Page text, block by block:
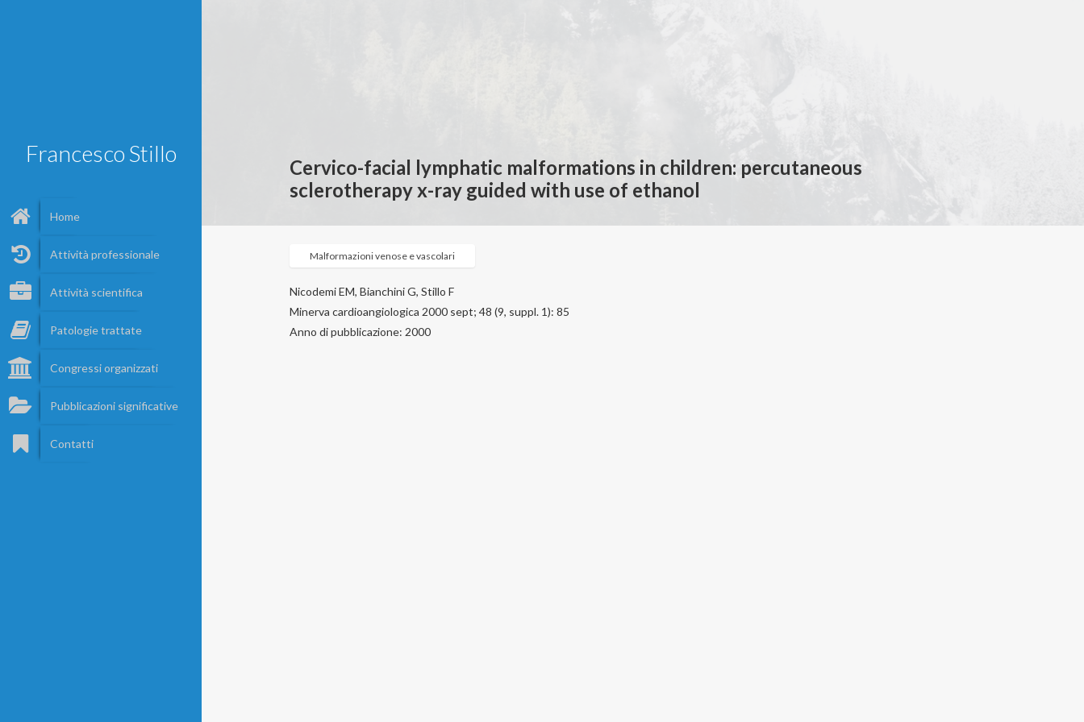
Francesco Stillo
Home
Attività professionale
Attività scientifica
Patologie trattate
Congressi organizzati
Pubblicazioni significative
Contatti
Cervico-facial lymphatic malformations in children: percutaneous
sclerotherapy x-ray guided with use of ethanol
Malformazioni venose e vascolari
Nicodemi EM, Bianchini G, Stillo F
Minerva cardioangiologica 2000 sept; 48 (9, suppl. 1): 85
Anno di pubblicazione: 2000